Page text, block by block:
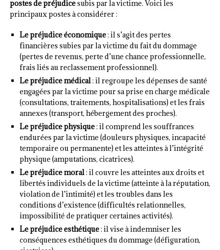
postes de préjudicesubis par la victime. Voici les
principaux postes à considérer :
Le préjudice économique: il s’agit des pertes
financières subies par la victime du fait du dommage
(pertes de revenus, perte d’une chance professionnelle,
frais liés au reclassement professionnel).
Le préjudice médical: il regroupe les dépenses de santé
engagées par la victime pour sa prise en charge médicale
(consultations, traitements, hospitalisations) et les frais
annexes (transport, hébergement des proches).
Le préjudice physique: il comprend les souffrances
endurées par la victime (douleurs physiques, incapacité
temporaire ou permanente) et les atteintes à l’intégrité
physique (amputations, cicatrices).
Le préjudice moral: il couvre les atteintes aux droits et
libertés individuels de la victime (atteinte à la réputation,
violation de l’intimité) et les troubles dans les
conditions d’existence (difficultés relationnelles,
impossibilité de pratiquer certaines activités).
Le préjudice esthétique: il vise à indemniser les
conséquences esthétiques du dommage (défiguration,